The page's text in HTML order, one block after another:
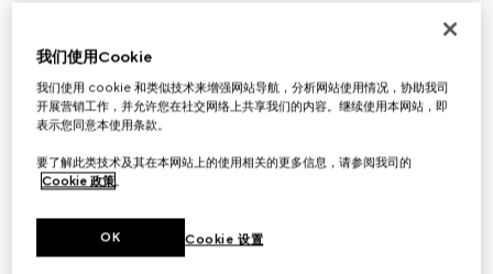
我们使用Cookie
我们使用 cookie 和类似技术来增强网站导航，分析网站使用情况，协助我司
开展营销工作，并允许您在社交网络上共享我们的内容。继续使用本网站，即
表示您同意本使用条款。
要了解此类技术及其在本网站上的使用相关的更多信息，请参阅我司的
Cookie 政策。
Cookie 设置
OK